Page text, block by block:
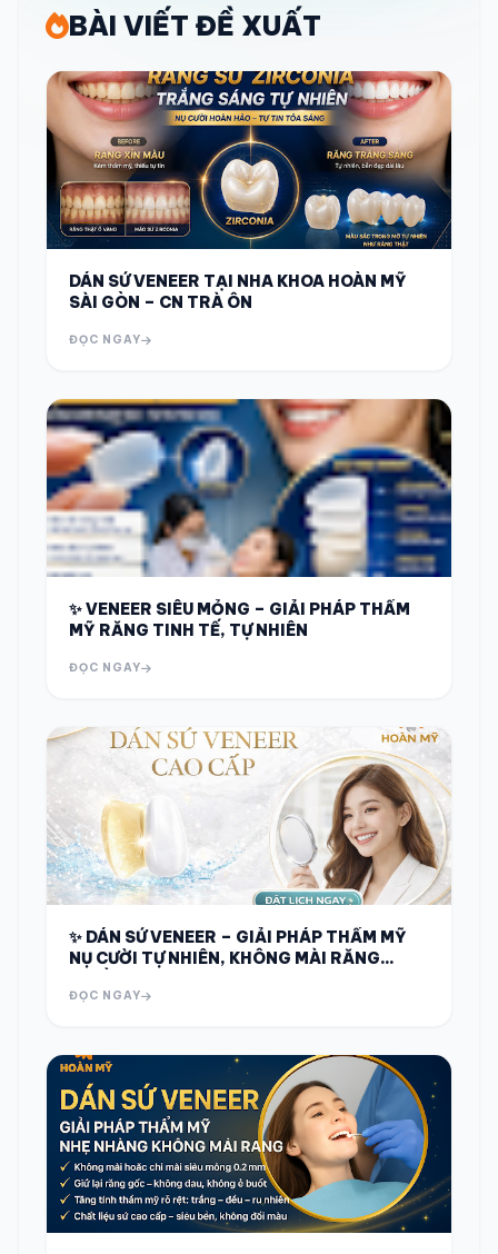
BÀI VIẾT ĐỀ XUẤT
DÁN SỨ VENEER TẠI NHA KHOA HOÀN MỸ
SÀI GÒN – CN TRÀ ÔN
ĐỌC NGAY
✨ VENEER SIÊU MỎNG – GIẢI PHÁP THẨM
MỸ RĂNG TINH TẾ, TỰ NHIÊN
ĐỌC NGAY
✨ DÁN SỨ VENEER – GIẢI PHÁP THẨM MỸ
NỤ CƯỜI TỰ NHIÊN, KHÔNG MÀI RĂNG
ĐỌC NGAY